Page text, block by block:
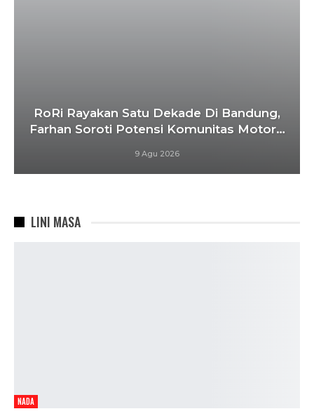
RoRi Rayakan Satu Dekade Di Bandung,
Farhan Soroti Potensi Komunitas Motor…
9 Agu 2026
LINI MASA
NADA